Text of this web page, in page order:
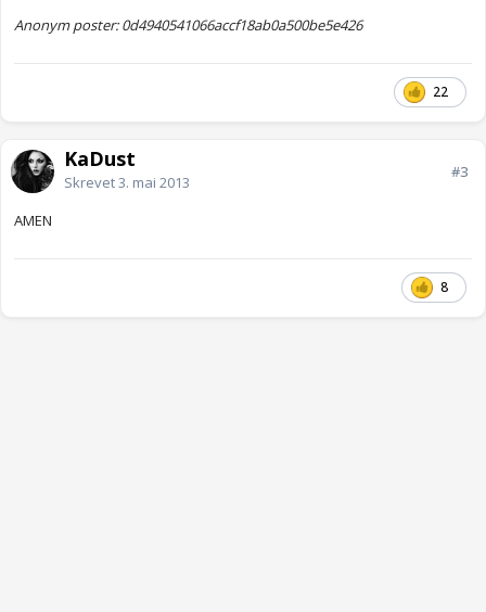
Anonym poster: 0d4940541066accf18ab0a500be5e426
22
KaDust
Skrevet3. mai 2013
#3
AMEN
8